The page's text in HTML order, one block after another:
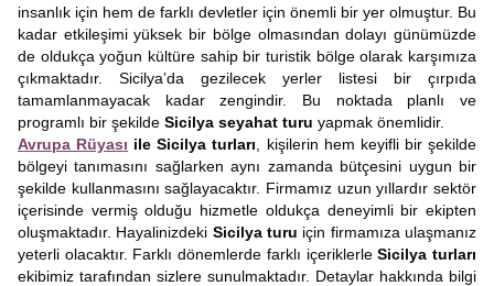
insanlık için hem de farklı devletler için önemli bir yer olmuştur. Bu
kadar etkileşimi yüksek bir bölge olmasından dolayı günümüzde
de oldukça yoğun kültüre sahip bir turistik bölge olarak karşımıza
çıkmaktadır. Sicilya’da gezilecek yerler listesi bir çırpıda
tamamlanmayacak kadar zengindir. Bu noktada planlı ve
programlı bir şekilde Sicilya seyahat turu yapmak önemlidir.
Avrupa Rüyası ile Sicilya turları , kişilerin hem keyifli bir şekilde
bölgeyi tanımasını sağlarken aynı zamanda bütçesini uygun bir
şekilde kullanmasını sağlayacaktır. Firmamız uzun yıllardır sektör
içerisinde vermiş olduğu hizmetle oldukça deneyimli bir ekipten
oluşmaktadır. Hayalinizdeki Sicilya turu için firmamıza ulaşmanız
yeterli olacaktır. Farklı dönemlerde farklı içeriklerleSicilya turları
ekibimiz tarafından sizlere sunulmaktadır. Detaylar hakkında bilgi